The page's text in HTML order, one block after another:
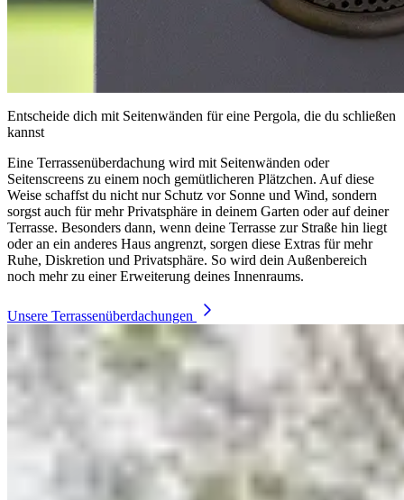
Entscheide dich mit Seitenwänden für eine Pergola, die du schließen
kannst
Eine Terrassenüberdachung wird mit Seitenwänden oder
Seitenscreens zu einem noch gemütlicheren Plätzchen. Auf diese
Weise schaffst du nicht nur Schutz vor Sonne und Wind, sondern
sorgst auch für mehr Privatsphäre in deinem Garten oder auf deiner
Terrasse. Besonders dann, wenn deine Terrasse zur Straße hin liegt
oder an ein anderes Haus angrenzt, sorgen diese Extras für mehr
Ruhe, Diskretion und Privatsphäre. So wird dein Außenbereich
noch mehr zu einer Erweiterung deines Innenraums.
Unsere Terrassenüberdachungen